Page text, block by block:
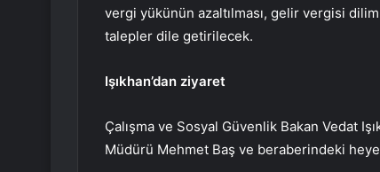
vergi yükünün azaltılması, gelir vergisi
talepler dile getirilecek.
Işıkhan’dan ziyaret
Çalışma ve Sosyal Güvenlik Bakan Vedat
Müdürü Mehmet Baş ve beraberindeki